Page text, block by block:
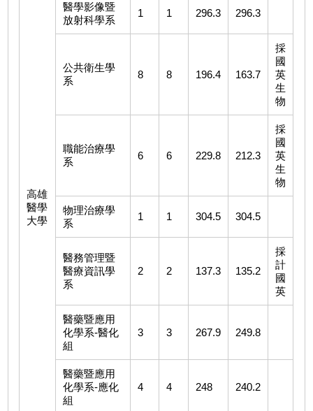
高雄
醫學
大學
醫學影像暨
放射科學系
1 1 296.3 296.3
公共衛生學
系
8 8 196.4 163.7
採
國
英
生
物
職能治療學
系
6 6 229.8 212.3
採
國
英
生
物
物理治療學
系
1 1 304.5 304.5
醫務管理暨
醫療資訊學
系
2 2 137.3 135.2
採
計
國
英
醫藥暨應用
化學系-醫化
組
3 3 267.9 249.8
醫藥暨應用
化學系-應化
組
4 4 248 240.2